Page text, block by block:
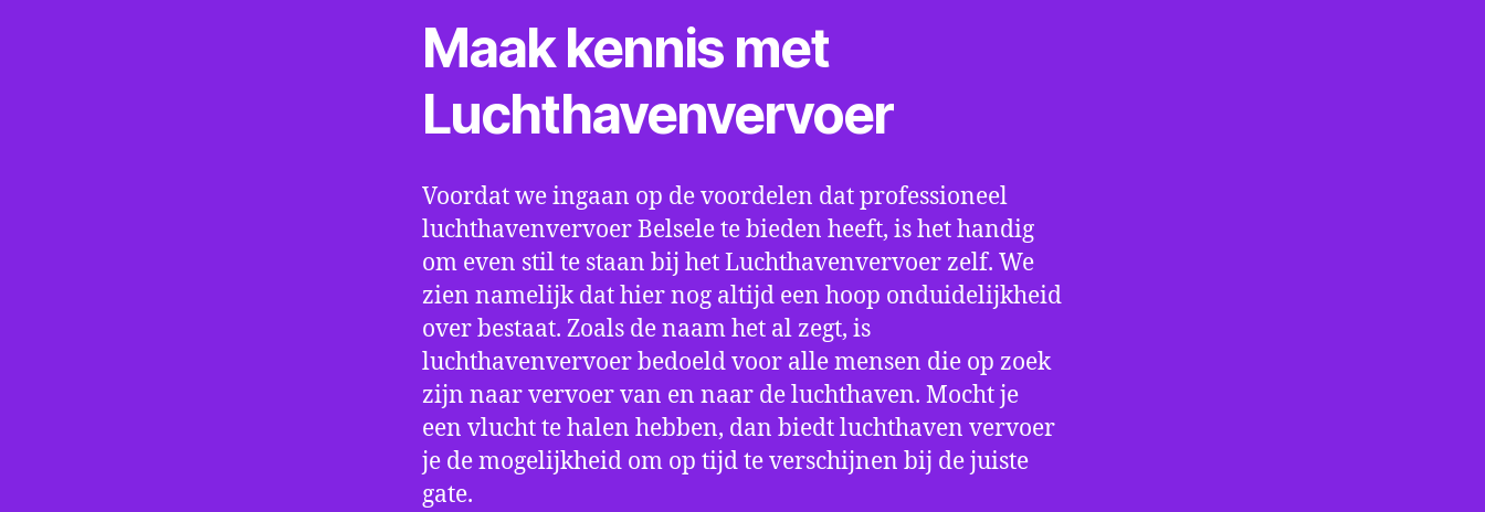
Maak kennis met
Luchthavenvervoer
Voordat we ingaan op de voordelen dat professioneel
luchthavenvervoer Belsele te bieden heeft, is het handig
om even stil te staan bij het Luchthavenvervoer zelf. We
zien namelijk dat hier nog altijd een hoop onduidelijkheid
over bestaat. Zoals de naam het al zegt, is
luchthavenvervoer bedoeld voor alle mensen die op zoek
zijn naar vervoer van en naar de luchthaven. Mocht je
een vlucht te halen hebben, dan biedt luchthaven vervoer
je de mogelijkheid om op tijd te verschijnen bij de juiste
gate.